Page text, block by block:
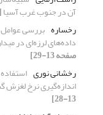
آن در جنوب غرب آسیا
رخساره بررسی عوامل
داده‌‌‌‌های لرزه‌‌ای در
صفحه 13-29]
رخشانی نوری
اندازه‌گیری نرخ
13-28]